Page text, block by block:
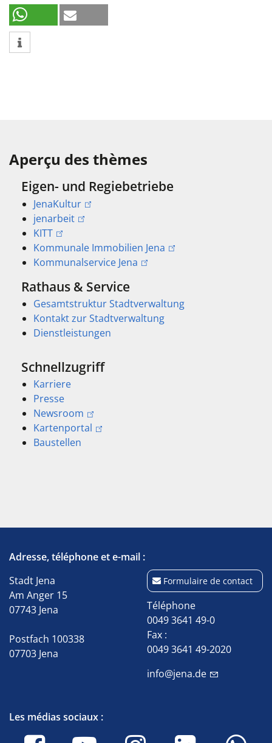
Aperçu des thèmes
Eigen- und Regiebetriebe
JenaKultur
jenarbeit
KITT
Kommunale Immobilien Jena
Kommunalservice Jena
Rathaus & Service
Gesamtstruktur Stadtverwaltung
Kontakt zur Stadtverwaltung
Dienstleistungen
Schnellzugriff
Karriere
Presse
Newsroom
Kartenportal
Baustellen
Adresse, téléphone et e-mail :
Stadt Jena
Am Anger 15
07743 Jena
Postfach 100338
07703 Jena
Formulaire de contact
Téléphone
0049 3641 49-0
Fax :
0049 3641 49-2020
info@jena.de
Les médias sociaux :